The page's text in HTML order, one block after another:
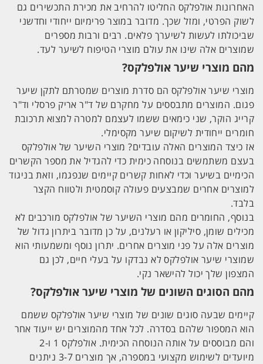
האחרונות אולפלקס החליטו להרחיב את מכירת התכשירים גם
לשוק הפרטי, ומזל שכך. מדובר במוצר פרימיום ייחודי וחדשני
שביכולתו לעשות לשיערך פלאים. רבים ורבות מספרים
שמוצרים אלה שינו את עולם מוצרי הטיפוח לשיער לעד.
מהם מוצרי שיער אולפלקס?
מוצרי שיער אולפלקס הם סדרת מוצרים שמטרתם לתקן שיער
פגום. המוצרים מתבססים על מחקרם של ד"ר אריק פרסלי וד"ר
קרייג הוקר, שני כימאים ששמו לעצמם למטרה למצוא תרכובת
חומרים ייחודית לשיקום שיער מקסימלי.
אז כיצד המוצרים האלה עובדים? מוצרי השיער של אולפלקס
בעצם משתמשים בנוסחה כימית כדי להגדיל את מספר הקשרים
הכימיים בשיער וכדי לאחות קשרים קיימים שנפגמו, וזאת בניגוד
למוצרים אחרים שמבצעים פעולה קוסמטית ולטווח הקצר
בלבד.
בנוסף, החומרים מהם מוצרי השיער של אולפלקס מורכבים לא
מכילים שומן, סיליקון או רעלנים, על כן מדובר ביתרון גדול של
מוצרים אלה על פני מוצרים אחרים. יתרון נוסף ומשמעותי הוא
שמוצרי שיער אולפלקס לא נבדקו על בעלי חיים, לכן גם
המצפון שלך יכול להישאר נקי.
מהם הסוגים השונים של מוצרי שיער אולפלקס?
קיימים שבעה סוגים שונים של מוצרי שיער אולפלקס ששמם
הוא המספור שלהם בסדרה. לכל אחד מהמוצרים יש ייעוד אחר
והם מבוססים על אותה הנוסחה הכימית. אולפלקס 1 ו-2
מיועדים לשימוש מקצועי במספרה, אך מוצרים 3-7 ניתנים